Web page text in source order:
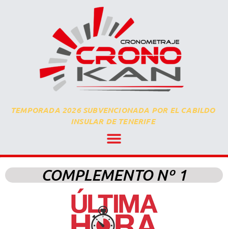
TEMPORADA 2026 SUBVENCIONADA POR EL CABILDO
INSULAR DE TENERIFE
COMPLEMENTO Nº 1